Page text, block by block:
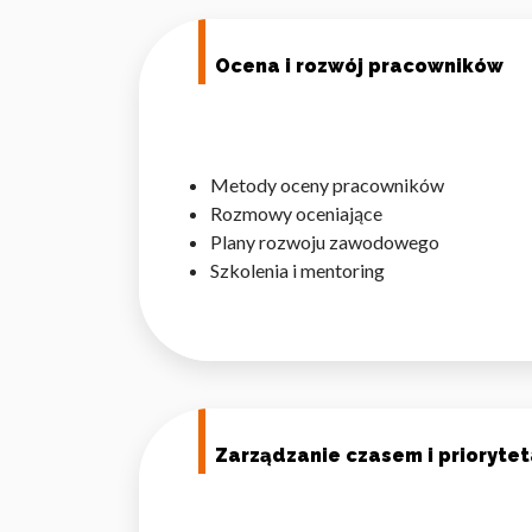
Ocena i rozwój pracowników
Metody oceny pracowników
Rozmowy oceniające
Plany rozwoju zawodowego
Szkolenia i mentoring
Zarządzanie czasem i